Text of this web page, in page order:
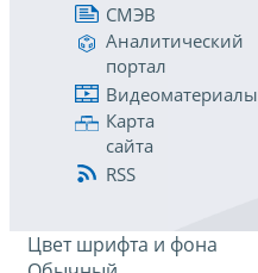
СМЭВ
Аналитический
портал
Видеоматериалы
Карта
сайта
RSS
Цвет шрифта и фона